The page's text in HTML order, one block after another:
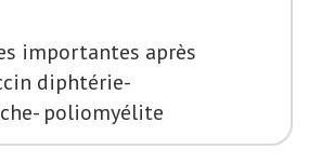
importantes après
diphtérie-
poliomyélite